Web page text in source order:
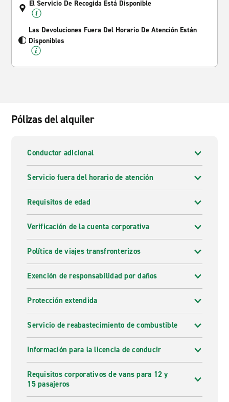
El Servicio De Recogida Está Disponible
Las Devoluciones Fuera Del Horario De Atención Están
Disponibles
Pólizas del alquiler
Conductor adicional
Servicio fuera del horario de atención
Requisitos de edad
Verificación de la cuenta corporativa
Política de viajes transfronterizos
Exención de responsabilidad por daños
Protección extendida
Servicio de reabastecimiento de combustible
Información para la licencia de conducir
Requisitos corporativos de vans para 12 y
15 pasajeros